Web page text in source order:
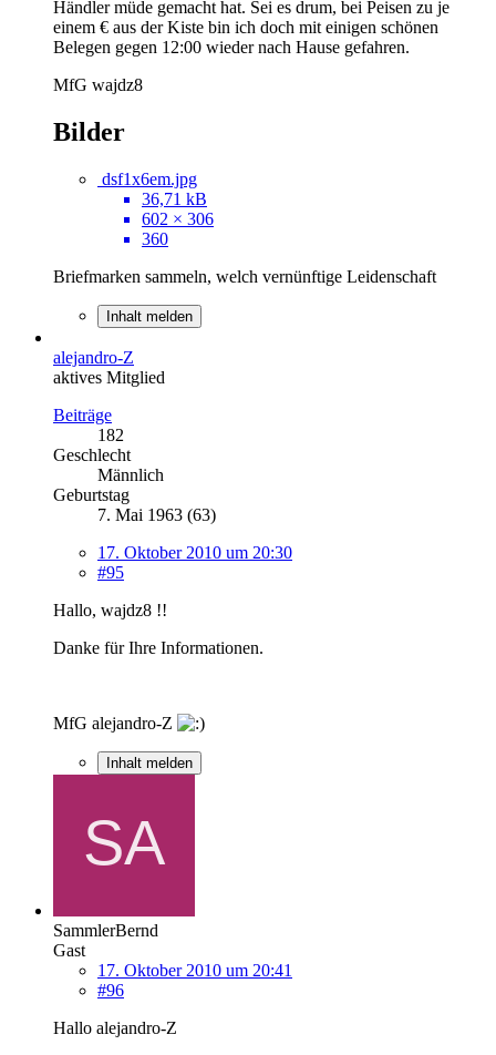
Händler müde gemacht hat. Sei es drum, bei Peisen zu je
einem € aus der Kiste bin ich doch mit einigen schönen
Belegen gegen 12:00 wieder nach Hause gefahren.
MfG wajdz8
Bilder
dsf1x6em.jpg
36,71 kB
602 × 306
360
Briefmarken sammeln, welch vernünftige Leidenschaft
Inhalt melden
alejandro-Z
aktives Mitglied
Beiträge
182
Geschlecht
Männlich
Geburtstag
7. Mai 1963 (63)
17. Oktober 2010 um 20:30
#95
Hallo, wajdz8 !!
Danke für Ihre Informationen.
MfG alejandro-Z
Inhalt melden
SammlerBernd
Gast
17. Oktober 2010 um 20:41
#96
Hallo alejandro-Z